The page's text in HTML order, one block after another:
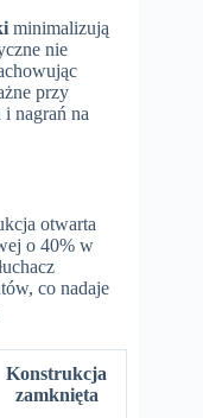
minimalizują
nie
przy
nagrań na
otwarta
o 40% w
co nadaje
Konstrukcja
zamknięta